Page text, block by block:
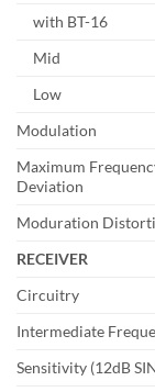
with BT-16
Mid
Low
Modulation
Maximum
Deviation
Moduration
RECEIVER
Circuitry
Intermediate
Sensitivity (12dB